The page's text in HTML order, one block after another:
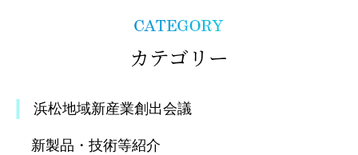
カテゴリー
浜松地域新産業創出会議
新製品・技術等紹介